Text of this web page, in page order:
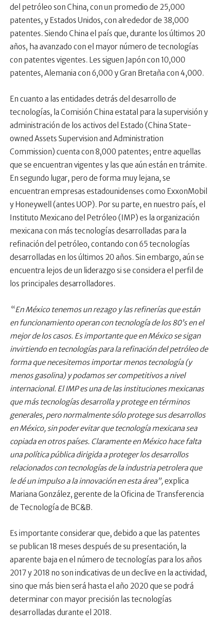
del petróleo son China, con un promedio de 25,000
patentes, y Estados Unidos, con alrededor de 38,000
patentes. Siendo China el país que, durante los últimos 20
años, ha avanzado con el mayor número de tecnologías
con patentes vigentes. Les siguen Japón con 10,000
patentes, Alemania con 6,000 y Gran Bretaña con 4,000.
En cuanto a las entidades detrás del desarrollo de
tecnologías, la Comisión China estatal para la supervisión y
administración de los activos del Estado (China State-
owned Assets Supervision and Administration
Commission) cuenta con 8,000 patentes; entre aquellas
que se encuentran vigentes y las que aún están en trámite.
En segundo lugar, pero de forma muy lejana, se
encuentran empresas estadounidenses como ExxonMobil
y Honeywell (antes UOP). Por su parte, en nuestro país, el
Instituto Mexicano del Petróleo (IMP) es la organización
mexicana con más tecnologías desarrolladas para la
refinación del petróleo, contando con 65 tecnologías
desarrolladas en los últimos 20 años. Sin embargo, aún se
encuentra lejos de un liderazgo si se considera el perfil de
los principales desarrolladores.
“En México tenemos un rezago y las refinerías que están
en funcionamiento operan con tecnología de los 80’s en el
mejor de los casos. Es importante que en México se sigan
invirtiendo en tecnologías para la refinación del petróleo de
forma que necesitemos importar menos tecnología (y
menos gasolina) y podamos ser competitivos a nivel
internacional. El IMP es una de las instituciones mexicanas
que más tecnologías desarrolla y protege en términos
generales, pero normalmente sólo protege sus desarrollos
en México, sin poder evitar que tecnología mexicana sea
copiada en otros países. Claramente en México hace falta
una política pública dirigida a proteger los desarrollos
relacionados con tecnologías de la industria petrolera que
le dé un impulso a la innovación en esta área”,explica
Mariana González, gerente de la Oficina de Transferencia
de Tecnología de BC&B.
Es importante considerar que, debido a que las patentes
se publican 18 meses después de su presentación, la
aparente baja en el número de tecnologías para los años
2017 y 2018 no son indicativas de un declive en la actividad,
sino que más bien será hasta el año 2020 que se podrá
determinar con mayor precisión las tecnologías
desarrolladas durante el 2018.